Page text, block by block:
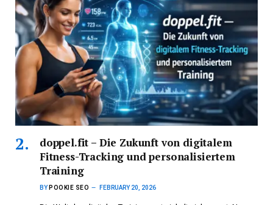
doppel.fit – Die Zukunft von digitalem
Fitness-Tracking und personalisiertem
Training
BY POOKIE SEO FEBRUARY 20, 2026